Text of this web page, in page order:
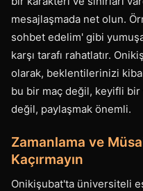
mesajlaşmada net olun.
sohbet edelim' gibi
karşı tarafı rahatlatır.
olarak, beklentilerinizi
bu bir maç değil, keyifli
değil, paylaşmak önemli.
Zamanlama ve
Kaçırmayın
Onikişubat'ta üniversiteli